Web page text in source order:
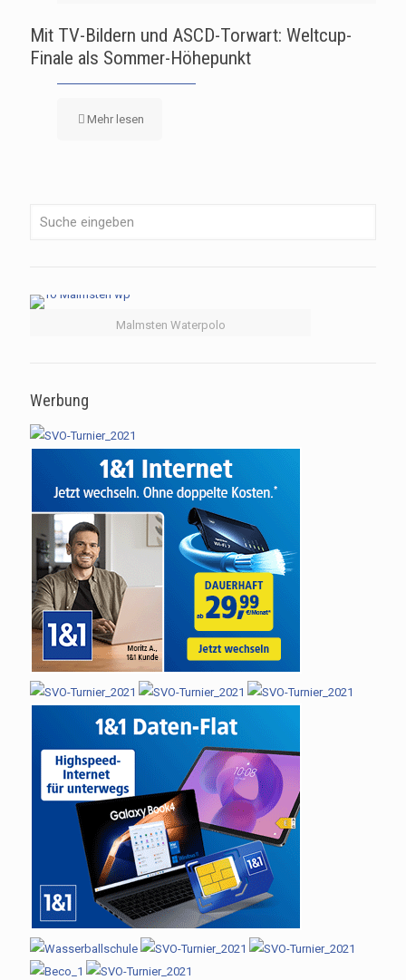
Mit TV-Bildern und ASCD-Torwart: Weltcup-
Finale als Sommer-Höhepunkt
Mehr lesen
Malmsten Waterpolo
Werbung